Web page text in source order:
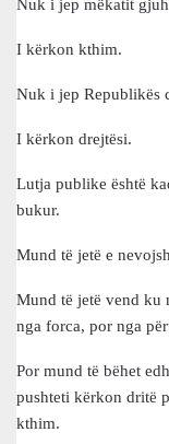
Nuk i jep mëkatit
I kërkon kthim.
Nuk i jep Republikës
I kërkon drejtësi.
Lutja publike është
bukur.
Mund të jetë e
Mund të jetë vend ku
nga forca, por nga
Por mund të bëhet
pushteti kërkon dritë
kthim.